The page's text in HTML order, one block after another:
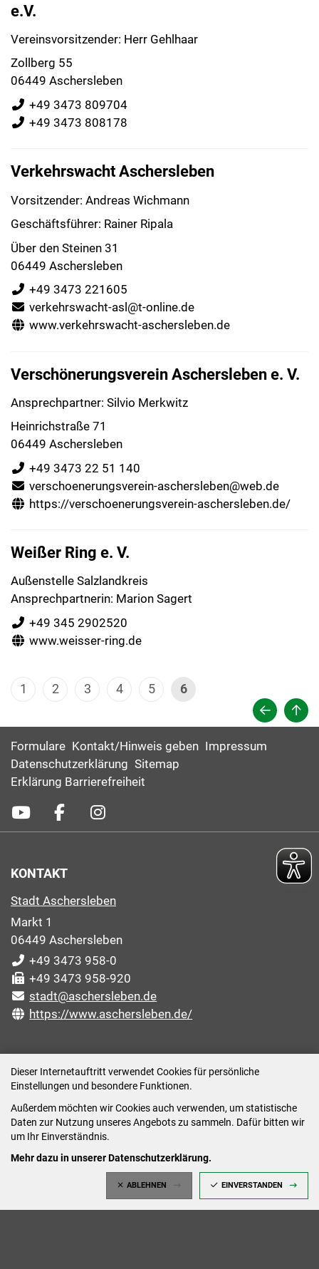
Dieser Internetauftritt verwendet Cookies für persönliche
Einstellungen und besondere Funktionen.
Außerdem möchten wir Cookies auch verwenden, um statistische
Daten zur Nutzung unseres Angebots zu sammeln. Dafür bitten wir
um Ihr Einverständnis.
Mehr dazu in unserer Datenschutzerklärung.
ABLEHNEN EINVERSTANDEN
e.V.
Vereinsvorsitzender: Herr Gehlhaar
Zollberg 55
06449 Aschersleben
+49 3473 809704
+49 3473 808178
Verkehrswacht Aschersleben
Vorsitzender: Andreas Wichmann
Geschäftsführer: Rainer Ripala
Über den Steinen 31
06449 Aschersleben
+49 3473 221605
verkehrswacht-asl@t-online.de
www.verkehrswacht-aschersleben.de
Verschönerungsverein Aschersleben e. V.
Ansprechpartner: Silvio Merkwitz
Heinrichstraße 71
06449 Aschersleben
+49 3473 22 51 140
verschoenerungsverein-aschersleben@web.de
https://verschoenerungsverein-aschersleben.de/
Weißer Ring e. V.
Außenstelle Salzlandkreis
Ansprechpartnerin: Marion Sagert
+49 345 2902520
www.weisser-ring.de
1 2 3 4 5 6
Formulare Kontakt/Hinweis geben Impressum
Datenschutzerklärung Sitemap
Erklärung Barrierefreiheit
KONTAKT
Stadt Aschersleben
Markt 1
06449 Aschersleben
+49 3473 958-0
+49 3473 958-920
stadt@aschersleben.de
https://www.aschersleben.de/
Montag: 09:00-12:00 /14:00-15:00 Uhr
Dienstag: 09:00-12:00 /14:00-16:00 Uhr
Mittwoch: 09:00 - 12:00 Uhr (nach vorheriger
Donnerstag: 09:00-12:00 /14:00-18:00 Uhr
Freitag: 09:00-12:00 Uhr